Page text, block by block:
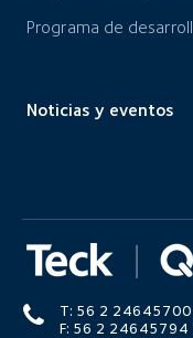
Programa de
Noticias y eventos
T: 56 2 24645700
F: 56 2 24645794